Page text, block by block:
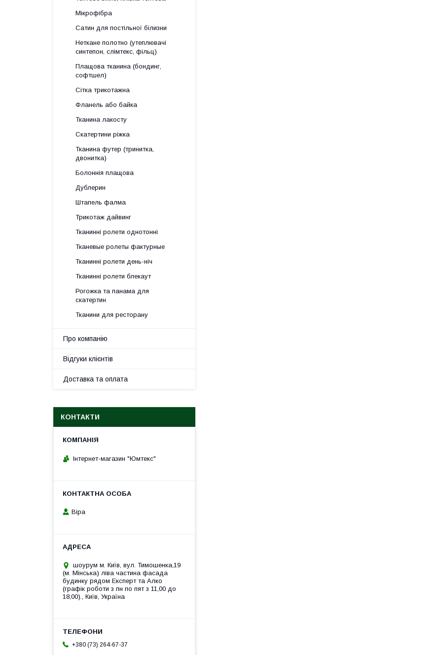
Мікрофібра
Сатин для постільної білизни
Неткане полотно (утеплювачі
синтепон, слімтекс, фільц)
Плащова тканина (бондинг,
софтшел)
Сітка трикотажна
Фланель або байка
Тканина лакосту
Скатертини ріжка
Тканина футер (тринитка,
двонитка)
Болоннія плащова
Дублерин
Штапель фалма
Трикотаж дайвинг
Тканинні ролети однотонні
Тканевые ролеты фактурные
Тканинні ролети день-ніч
Тканинні ролети блекаут
Рогожка та панама для
скатертин
Тканини для ресторану
Про компанію
Відгуки клієнтів
Доставка та оплата
КОНТАКТИ
Інтернет-магазин "Юмтекс"
Віра
шоурум м. Київ, вул. Тимошенка,19
(м. Мінська) ліва частина фасада
будинку рядом Експерт та Алко
(графік роботи з пн по пят з 11,00 до
18,00)., Київ, Україна
+380 (73) 264-67-37